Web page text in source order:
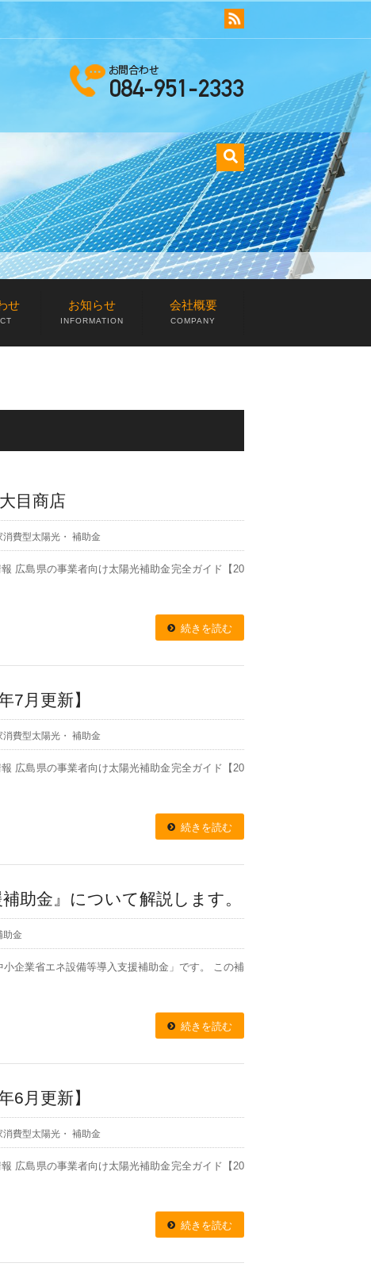
せ お知らせ
INFORMATION
会社概要
COMPANY
目商店
消費型太陽光 ・補助金
広島県の事業者向け太陽光補助金完全ガイド【20
続きを読む
7月更新】
消費型太陽光 ・補助金
広島県の事業者向け太陽光補助金完全ガイド【20
続きを読む
助金』について解説します。
助金
企業省エネ設備等導入支援補助金」です。 この補
続きを読む
6月更新】
消費型太陽光 ・補助金
広島県の事業者向け太陽光補助金完全ガイド【20
続きを読む